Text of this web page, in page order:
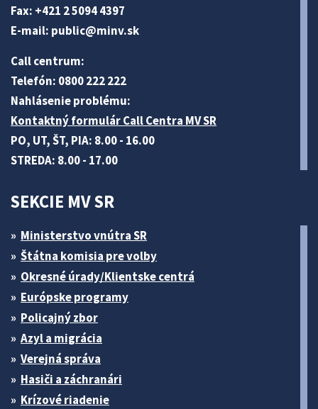
Fax: +421 2 5094 4397
E-mail: public@minv.sk
Call centrum:
Telefón: 0800 222 222
Nahlásenie problému:
Kontaktný formulár Call Centra MV SR
PO, UT, ŠT, PIA: 8.00 - 16.00
STREDA: 8.00 - 17.00
SEKCIE MV SR
Ministerstvo vnútra SR
Štátna komisia pre volby
Okresné úrady/Klientske centrá
Európske programy
Policajný zbor
Azyl a migrácia
Verejná správa
Hasiči a záchranári
Krízové riadenie